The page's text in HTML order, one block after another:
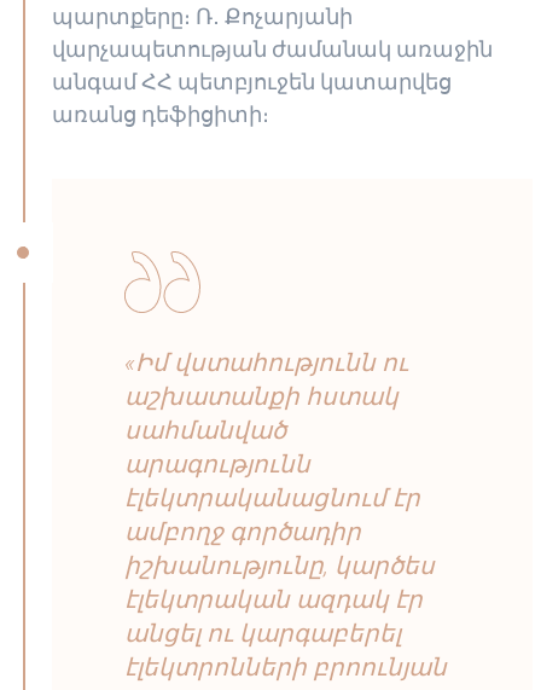
պարտքերը։ Ռ․ Քոչարյանի
վարչապետության ժամանակ առաջին
անգամ ՀՀ պետբյուջեն կատարվեց
առանց դեֆիցիտի։
«Իմ վստահությունն ու
աշխատանքի հստակ
սահմանված
արագությունն
էլեկտրականացնում էր
ամբողջ գործադիր
իշխանությունը, կարծես
էլեկտրական ազդակ էր
անցել ու կարգաբերել
էլեկտրոնների բրոունյան